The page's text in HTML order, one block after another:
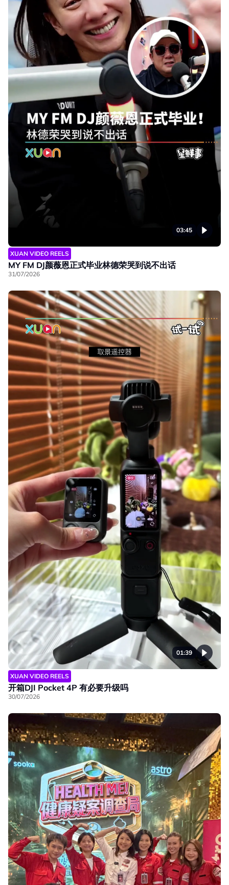
03:45
XUAN VIDEO REELS
MY FM DJ颜薇恩正式毕业林德荣哭到说不出话
31/07/2026
01:39
XUAN VIDEO REELS
开箱DJI Pocket 4P 有必要升级吗
30/07/2026